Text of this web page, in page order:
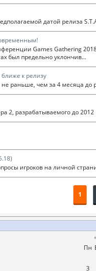
датой релиза
Games Gathering
был предельно уклончив...
ближе к релизу
не раньше, чем за 4 месяца
2, разрабатываемого до 2012
игроков на личной
1
Пн
3